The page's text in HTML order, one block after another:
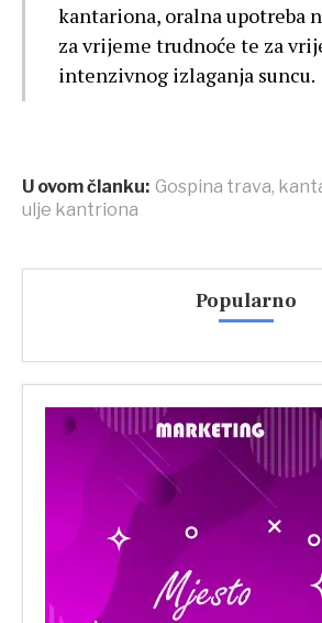
kantariona, oralna upotreba
za vrijeme trudnoće te za
intenzivnog izlaganja suncu.
U ovom članku: Gospina trava,
ulje kantriona
Popularno